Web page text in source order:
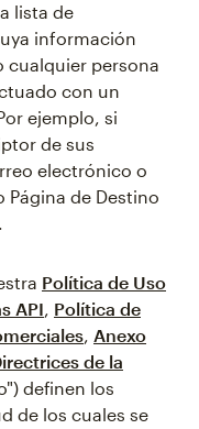
lista de
información
cualquier persona
con un
ejemplo, si
de sus
electrónico o
de Destino
Política de Uso
API, Política de
, Anexo
de la
definen los
de los cuales se